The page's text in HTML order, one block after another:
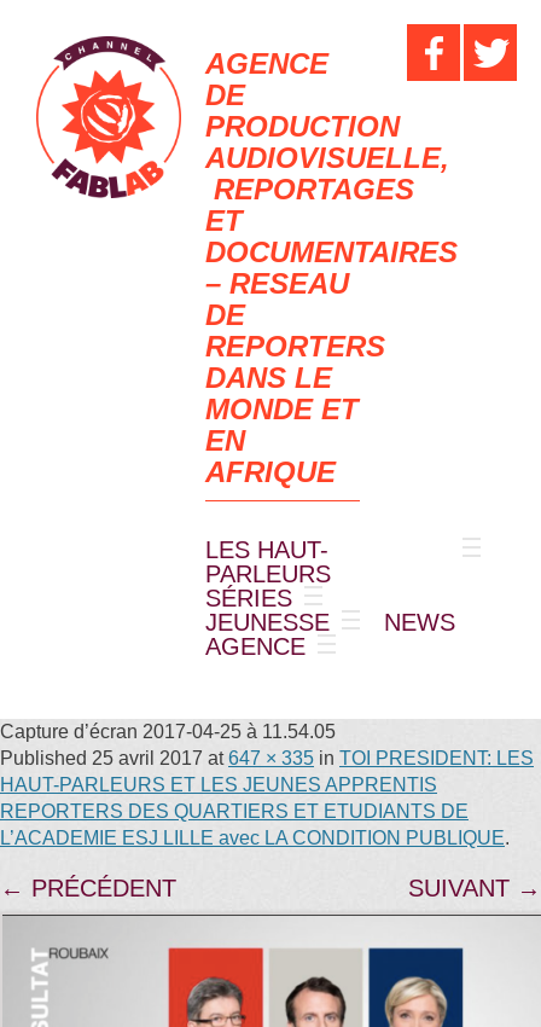
AGENCE
DE
PRODUCTION
AUDIOVISUELLE,
REPORTAGES
ET
DOCUMENTAIRES
– RESEAU
DE
REPORTERS
DANS LE
MONDE ET
EN
AFRIQUE
LES HAUT-
PARLEURS
SÉRIES
JEUNESSE
NEWS
AGENCE
Capture d’écran 2017-04-25 à 11.54.05
Published 25 avril 2017 at647 × 335 in TOI PRESIDENT: LES
HAUT-PARLEURS ET LES JEUNES APPRENTIS
REPORTERS DES QUARTIERS ET ETUDIANTS DE
L’ACADEMIE ESJ LILLE avec LA CONDITION PUBLIQUE.
← PRÉCÉDENT SUIVANT →